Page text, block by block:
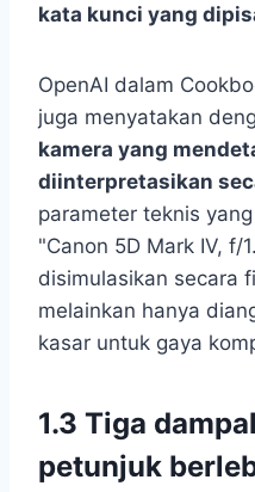
kata kunci yang
OpenAI dalam
juga menyatakan
kamera yang
diinterpretasikan
parameter teknis
"Canon 5D Mark IV, f/
disimulasikan secara
melainkan hanya
kasar untuk gaya
1.3 Tiga
petunjuk